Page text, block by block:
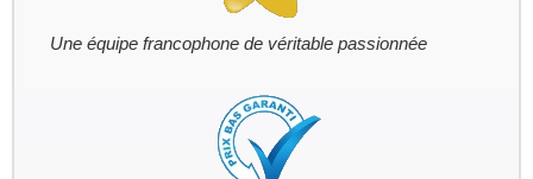
Une équipe francophone de véritable passionnée